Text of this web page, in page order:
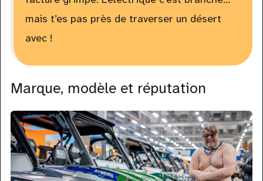
mais t’es pas près de traverser un désert
avec !
Marque, modèle et réputation